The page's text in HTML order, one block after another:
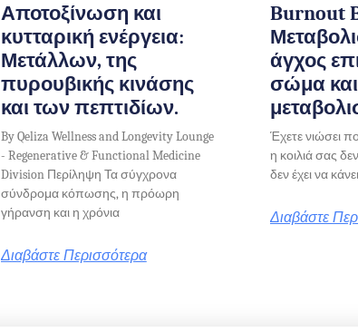
Αποτοξίνωση και
κυτταρική ενέργεια:
Μετάλλων, της
πυρουβικής κινάσης
και των πεπτιδίων.
By Qeliza Wellness and Longevity Lounge
- Regenerative & Functional Medicine
Division Περίληψη Τα σύγχρονα
σύνδρομα κόπωσης, η πρόωρη
γήρανση και η χρόνια
Διαβάστε Περισσότερα
Burnout
άγχος
σώμα
Έχετε νιώσει
η κοιλιά σας
δεν έχει να
Διαβάστε